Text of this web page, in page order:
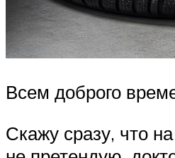
Всем доброго
Скажу сразу, что